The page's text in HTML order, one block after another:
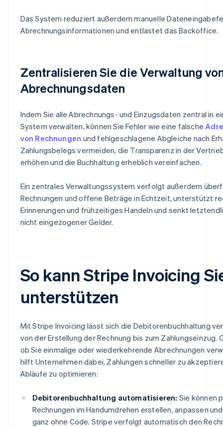
Das System reduziert außerdem manuelle
Abrechnungsinformationen und entlastet das Backoffice.
Zentralisieren Sie die Verwaltung
Abrechnungsdaten
Indem Sie alle Abrechnungs- und Einzugsdaten zentral in
System verwalten, können Sie Fehler wie eine falsche
von Rechnungen und fehlgeschlagene Abgleiche nach
Zahlungsbelegs vermeiden, die Transparenz in der
erhöhen und die Buchhaltung erheblich vereinfachen.
Ein zentrales Verwaltungssystem verfolgt außerdem
Rechnungen und offene Beträge in Echtzeit, unterstützt
Erinnerungen und frühzeitiges Handeln und senkt
nicht eingezogener Gelder.
So kann Stripe Invoicing
unterstützen
Mit Stripe Invoicing lässt sich die Debitorenbuchhaltung
von der Erstellung der Rechnung bis zum Zahlungseinzug.
ob Sie einmalige oder wiederkehrende Abrechnungen
hilft Unternehmen dabei, Zahlungen schneller zu
Abläufe zu optimieren:
Debitorenbuchhaltung automatisieren: Sie können
Rechnungen im Handumdrehen erstellen, anpassen
ganz ohne Code. Stripe verfolgt automatisch den